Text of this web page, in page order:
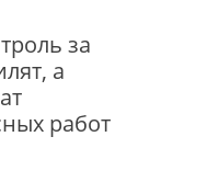
за
а
работ